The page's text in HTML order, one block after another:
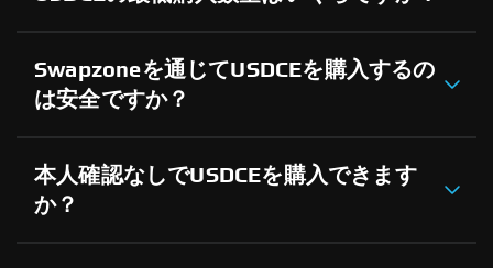
Swapzoneを通じてUSDCEを購入するの
は安全ですか？
本人確認なしでUSDCEを購入できます
か？